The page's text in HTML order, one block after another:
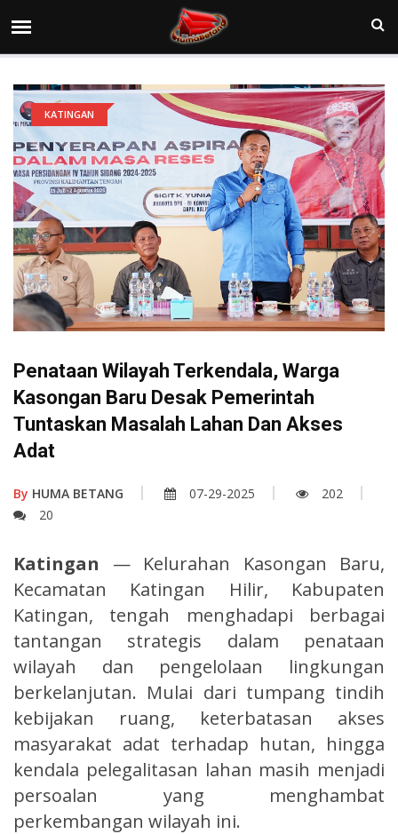
KATINGAN
Penataan Wilayah Terkendala, Warga
Kasongan Baru Desak Pemerintah
Tuntaskan Masalah Lahan Dan Akses
Adat
By HUMA BETANG 07-29-2025
202
20
Katingan — Kelurahan Kasongan Baru,
Kecamatan Katingan Hilir, Kabupaten
Katingan, tengah menghadapi berbagai
tantangan strategis dalam penataan
wilayah dan pengelolaan lingkungan
berkelanjutan. Mulai dari tumpang tindih
kebijakan ruang, keterbatasan akses
masyarakat adat terhadap hutan, hingga
kendala pelegalitasan lahan masih menjadi
persoalan yang menghambat
perkembangan wilayah ini.